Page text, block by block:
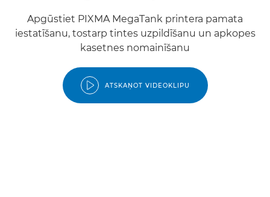
Apgūstiet PIXMA MegaTank printera pamata
iestatīšanu, tostarp tintes uzpildīšanu un apkopes
kasetnes nomainīšanu
ATSKAŅOT VIDEOKLIPU